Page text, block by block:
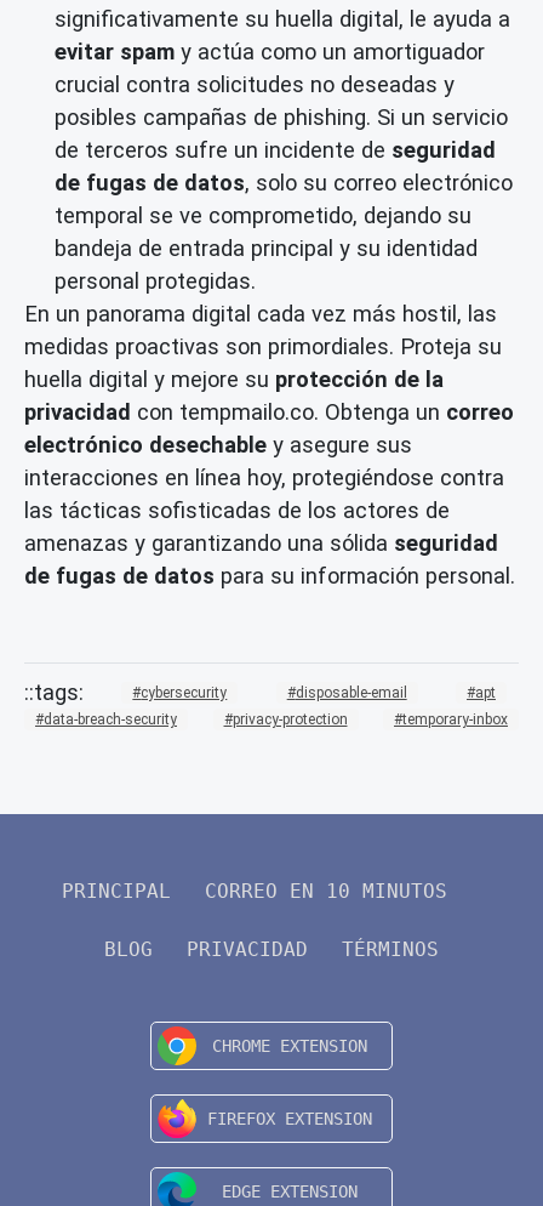
significativamente su huella digital, le ayuda a
evitar spam y actúa como un amortiguador
crucial contra solicitudes no deseadas y
posibles campañas de phishing. Si un servicio
de terceros sufre un incidente de seguridad
de fugas de datos, solo su correo electrónico
temporal se ve comprometido, dejando su
bandeja de entrada principal y su identidad
personal protegidas.
En un panorama digital cada vez más hostil, las
medidas proactivas son primordiales. Proteja su
huella digital y mejore su protección de la
privacidad con tempmailo.co. Obtenga un correo
electrónico desechable y asegure sus
interacciones en línea hoy, protegiéndose contra
las tácticas sofisticadas de los actores de
amenazas y garantizando una sólida seguridad
de fugas de datos para su información personal.
cybersecurity disposable-email
apt
data-breach-security
privacy-protection temporary-inbox
PRINCIPAL CORREO EN 10 MINUTOS
BLOG PRIVACIDAD TÉRMINOS